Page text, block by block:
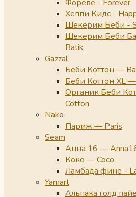
Фореве - Forever
Хеппи Кидс -
Шекерим Беби -
Шекерим Беби
Batik
Gazzal
Беби Коттон —
Беби Коттон XL
Органик Беби
Cotton
Nako
Париж — Paris
Seam
Анна 16 —
Коко — Coco
Ламбада фине -
Yarnart
Альпака голд